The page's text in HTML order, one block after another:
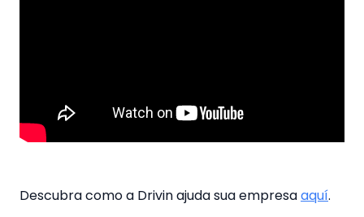
Descubra como a Drivin ajuda sua empresaaquí.